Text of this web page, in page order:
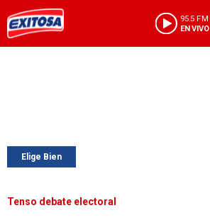
95.5 FM
EN VIVO
Elige Bien
Tenso debate electoral